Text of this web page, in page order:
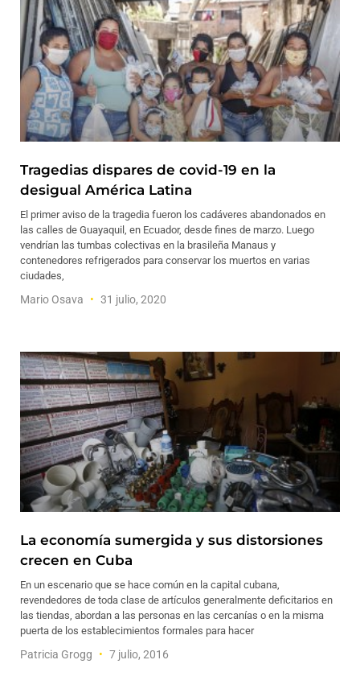
Tragedias dispares de covid-19 en la
desigual América Latina
El primer aviso de la tragedia fueron los cadáveres abandonados en
las calles de Guayaquil, en Ecuador, desde fines de marzo. Luego
vendrían las tumbas colectivas en la brasileña Manaus y
contenedores refrigerados para conservar los muertos en varias
ciudades,
Mario Osava 31 julio, 2020
La economía sumergida y sus distorsiones
crecen en Cuba
En un escenario que se hace común en la capital cubana,
revendedores de toda clase de artículos generalmente deficitarios en
las tiendas, abordan a las personas en las cercanías o en la misma
puerta de los establecimientos formales para hacer
Patricia Grogg 7 julio, 2016